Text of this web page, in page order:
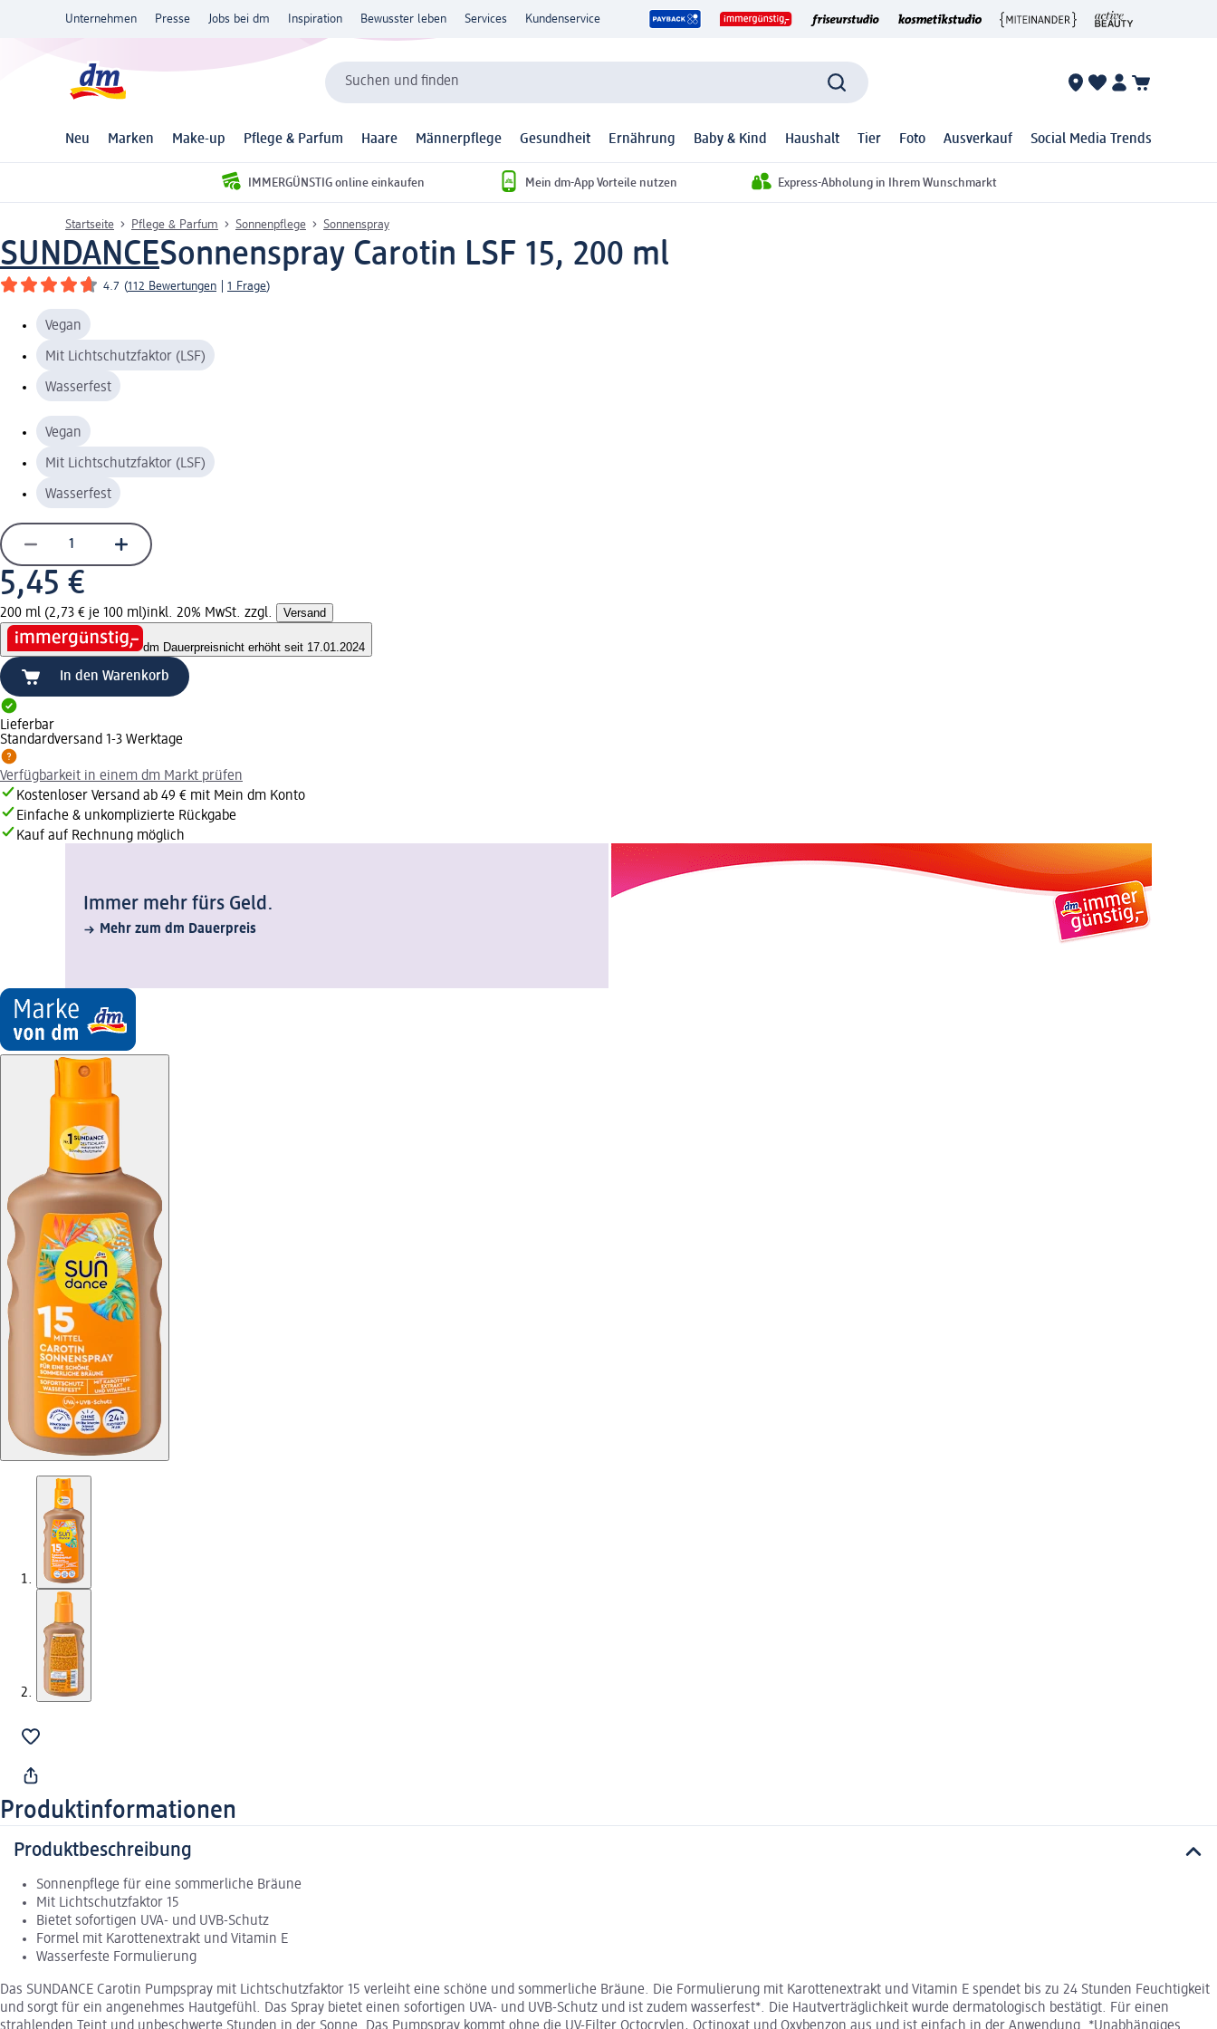
Unternehmen Presse Jobs bei dm Inspiration Bewusster leben Services Kundenservice
Suchen und finden
Neu Marken Make-up Pflege & Parfum Haare Männerpflege Gesundheit Ernährung Baby & Kind Haushalt Tier Foto Ausverkauf Social Media Trends
IMMERGÜNSTIG online einkaufen Mein dm-App Vorteile nutzen Express-Abholung in Ihrem Wunschmarkt
Startseite Pflege & Parfum Sonnenpflege Sonnenspray
SUNDANCESonnenspray Carotin LSF 15, 200 ml
4.7 (112 Bewertungen 1 Frage)
Vegan
Mit Lichtschutzfaktor (LSF)
Wasserfest
Vegan
Mit Lichtschutzfaktor (LSF)
Wasserfest
5,45 €
200 ml (2,73 € je 100 ml)inkl. 20% MwSt. zzgl. Versand
dm Dauerpreisnicht erhöht seit 17.01.2024
In den Warenkorb
Lieferbar
Standardversand 1-3 Werktage
Verfügbarkeit in einem dm Markt prüfen
Kostenloser Versand ab 49 € mit Mein dm Konto
Einfache & unkomplizierte Rückgabe
Kauf auf Rechnung möglich
Immer mehr fürs Geld.
Mehr zum dm Dauerpreis
Produktinformationen
Produktbeschreibung
Sonnenpflege für eine sommerliche Bräune
Mit Lichtschutzfaktor 15
Bietet sofortigen UVA- und UVB-Schutz
Formel mit Karottenextrakt und Vitamin E
Wasserfeste Formulierung
Das SUNDANCE Carotin Pumpspray mit Lichtschutzfaktor 15 verleiht eine schöne und sommerliche Bräune. Die Formulierung mit Karottenextrakt und Vitamin E spendet bis zu 24 Stunden Feuchtigkeit
und sorgt für ein angenehmes Hautgefühl. Das Spray bietet einen sofortigen UVA- und UVB-Schutz und ist zudem wasserfest*. Die Hautverträglichkeit wurde dermatologisch bestätigt. Für einen